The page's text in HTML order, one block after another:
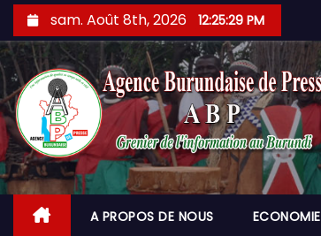
Skip
to
content
sam. Août 8th, 2026 12:25:30 PM
A PROPOS DE NOUS ECONOMIE